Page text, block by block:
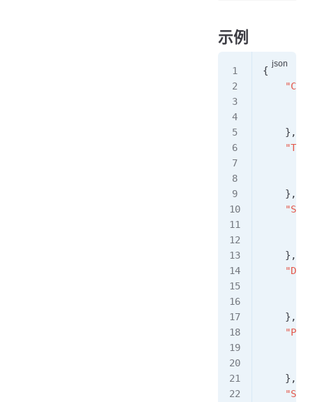
示例
{
    },
    },
    },
    },
    },